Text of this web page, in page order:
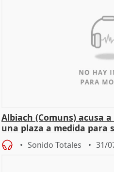
Albiach (Comuns) acusa
una plaza a medida para
Sonido Totales 31/